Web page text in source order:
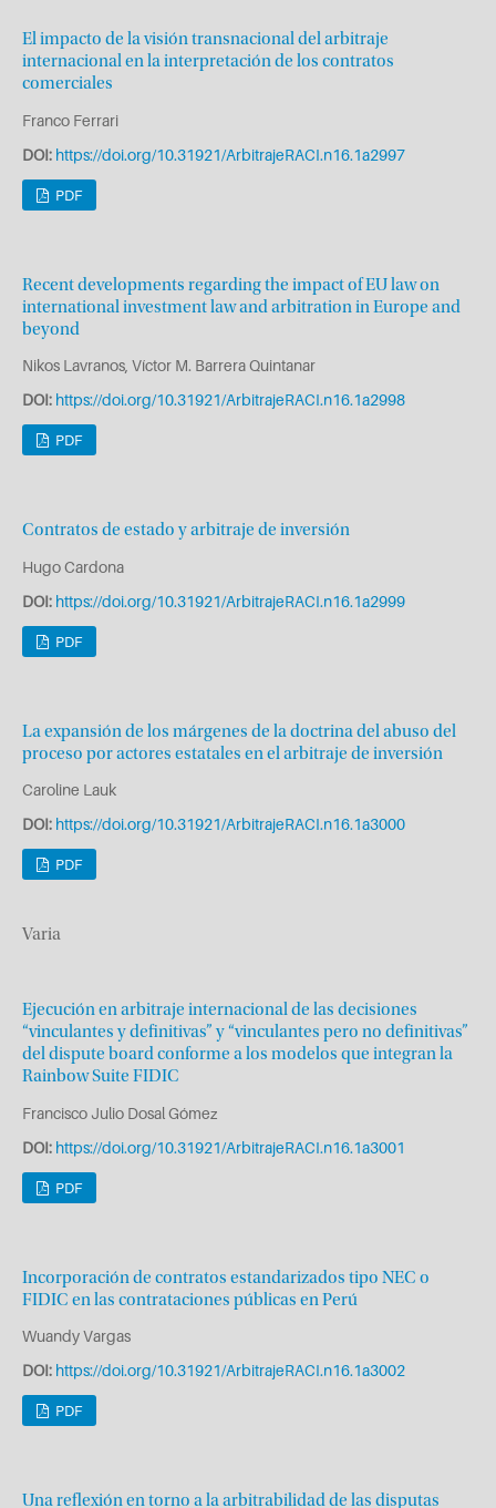
El impacto de la visión transnacional del arbitraje
internacional en la interpretación de los contratos
comerciales
Franco Ferrari
DOI: https://doi.org/10.31921/ArbitrajeRACI.n16.1a2997
PDF
Recent developments regarding the impact of EU law on
international investment law and arbitration in Europe and
beyond
Nikos Lavranos, Víctor M. Barrera Quintanar
DOI: https://doi.org/10.31921/ArbitrajeRACI.n16.1a2998
PDF
Contratos de estado y arbitraje de inversión
Hugo Cardona
DOI: https://doi.org/10.31921/ArbitrajeRACI.n16.1a2999
PDF
La expansión de los márgenes de la doctrina del abuso del
proceso por actores estatales en el arbitraje de inversión
Caroline Lauk
DOI: https://doi.org/10.31921/ArbitrajeRACI.n16.1a3000
PDF
Varia
Ejecución en arbitraje internacional de las decisiones
“vinculantes y definitivas” y “vinculantes pero no definitivas”
del dispute board conforme a los modelos que integran la
Rainbow Suite FIDIC
Francisco Julio Dosal Gómez
DOI: https://doi.org/10.31921/ArbitrajeRACI.n16.1a3001
PDF
Incorporación de contratos estandarizados tipo NEC o
FIDIC en las contrataciones públicas en Perú
Wuandy Vargas
DOI: https://doi.org/10.31921/ArbitrajeRACI.n16.1a3002
PDF
Una reflexión en torno a la arbitrabilidad de las disputas